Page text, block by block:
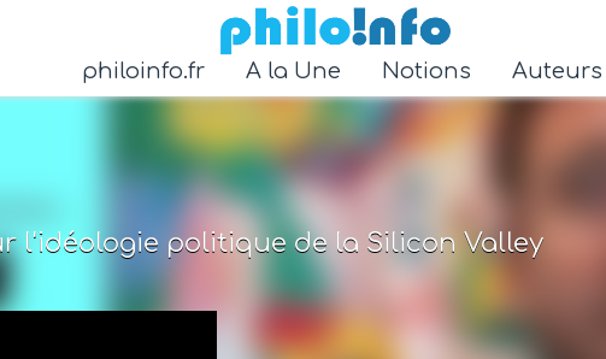
Accéder au contenu principal
l'idéologie politique de la Silicon Valley
philoinfo.fr A la Une Notions